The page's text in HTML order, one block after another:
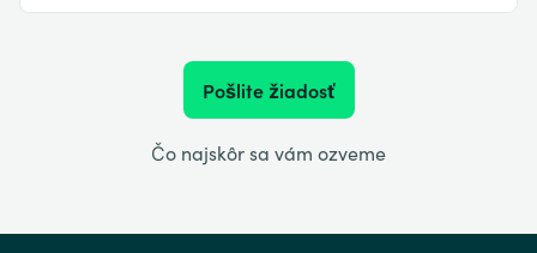
Pošlite žiadosť
Čo najskôr sa vám ozveme